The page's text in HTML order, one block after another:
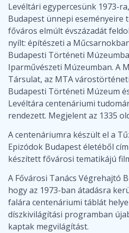
Levéltári egypercesünk 1973-
Budapest ünnepi eseményeire
főváros elmúlt évszázadát
nyílt: építészeti a
Budapesti Történeti
Iparművészeti Múzeumban. A
Társulat, az MTA
Budapesti Történeti Múzeum
Levéltára centenáriumi
rendezett. Megjelent az 1335
A centenáriumra készült el a
Epizódok Budapest életéből
készített fővárosi tematikájú
A Fővárosi Tanács Végrehajtó
hogy az 1973-ban átadásra
falára centenáriumi táblát
díszkivilágítási programban
kaptak megvilágítást.